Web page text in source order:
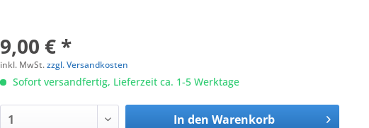
9,00 € *
inkl. MwSt.zzgl. Versandkosten
Sofort versandfertig, Lieferzeit ca. 1-5 Werktage
In den Warenkorb